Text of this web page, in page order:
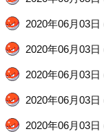
2020年06月03
2020年06月03
2020年06月03
2020年06月03
2020年06月03